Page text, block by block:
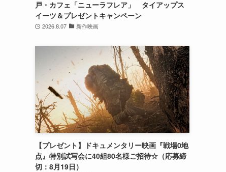
戸・カフェ「ニューラフレア」 タイアップス
イーツ＆プレゼントキャンペーン
2026.8.07 新作映画
【プレゼント】ドキュメンタリー映画『戦場0地
点』特別試写会に40組80名様ご招待☆（応募締
切：8月19日）